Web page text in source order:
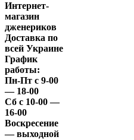
Интернет-
магазин
дженериков
Доставка по
всей Украине
График
работы:
Пн-Пт с 9-00
— 18-00
Сб с 10-00 —
16-00
Воскресение
— выходной